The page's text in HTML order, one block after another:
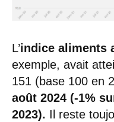
L’indice aliments
exemple, avait
151 (base 100 en
août 2024 (-1%
2023). Il reste